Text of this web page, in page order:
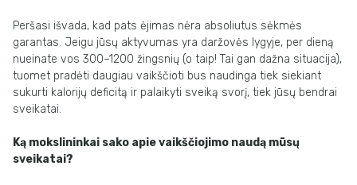
Peršasi išvada, kad pats ėjimas nėra absoliutus sėkmės
garantas. Jeigu jūsų aktyvumas yra daržovės lygyje, per dieną
nueinate vos 300–1200 žingsnių (o taip! Tai gan dažna situacija),
tuomet pradėti daugiau vaikščioti bus naudinga tiek siekiant
sukurti kalorijų deficitą ir palaikyti sveiką svorį, tiek jūsų bendrai
sveikatai.
Ką mokslininkai sako apie vaikščiojimo naudą mūsų
sveikatai?